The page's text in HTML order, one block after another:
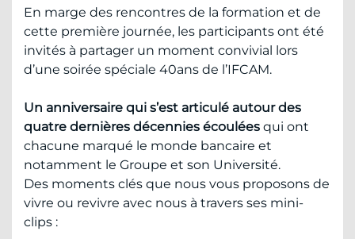
En marge des rencontres de la formation et de
cette première journée, les participants ont été
invités à partager un moment convivial lors
d’une soirée spéciale 40ans de l’IFCAM.
Un anniversaire qui s’est articulé autour des
quatre dernières décennies écoulées qui ont
chacune marqué le monde bancaire et
notamment le Groupe et son Université.
Des moments clés que nous vous proposons de
vivre ou revivre avec nous à travers ses mini-
clips :